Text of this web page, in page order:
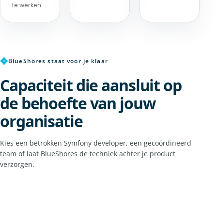
te werken.
✥BlueShores staat voor je klaar
Capaciteit die aansluit op
de behoefte van jouw
organisatie
Kies een betrokken Symfony developer, een gecoördineerd
team of laat BlueShores de techniek achter je product
verzorgen.